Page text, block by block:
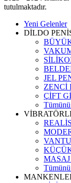
tutulmaktadır.
Yeni Gelenler
DİLDO
JEL
ZENCİ
ÇİFT